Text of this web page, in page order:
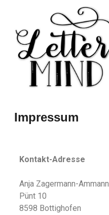
Impressum
Kontakt-Adresse
Anja Zagermann-Ammann
Pünt 10
8598 Bottighofen